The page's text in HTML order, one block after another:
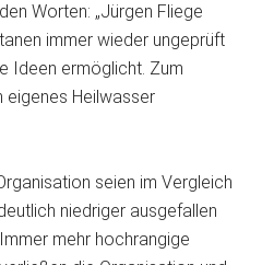
Worten: „Jürgen Fliege
immer wieder ungeprüft
Ideen ermöglicht. Zum
eigenes Heilwasser
seien im Vergleich
niedriger ausgefallen
mehr hochrangige